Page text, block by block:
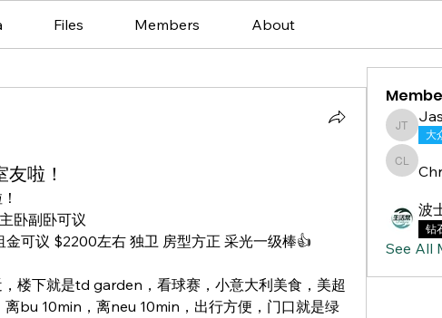
Files Members About
啦！
卧副卧可议
可议 $2200左右 独卫 房型方正 采光一级棒👍
楼下就是td garden，看球赛，小意大利美食，美超
bu 10min，离neu 10min，出行方便，门口就是绿
大
Chris
波
钻
See All